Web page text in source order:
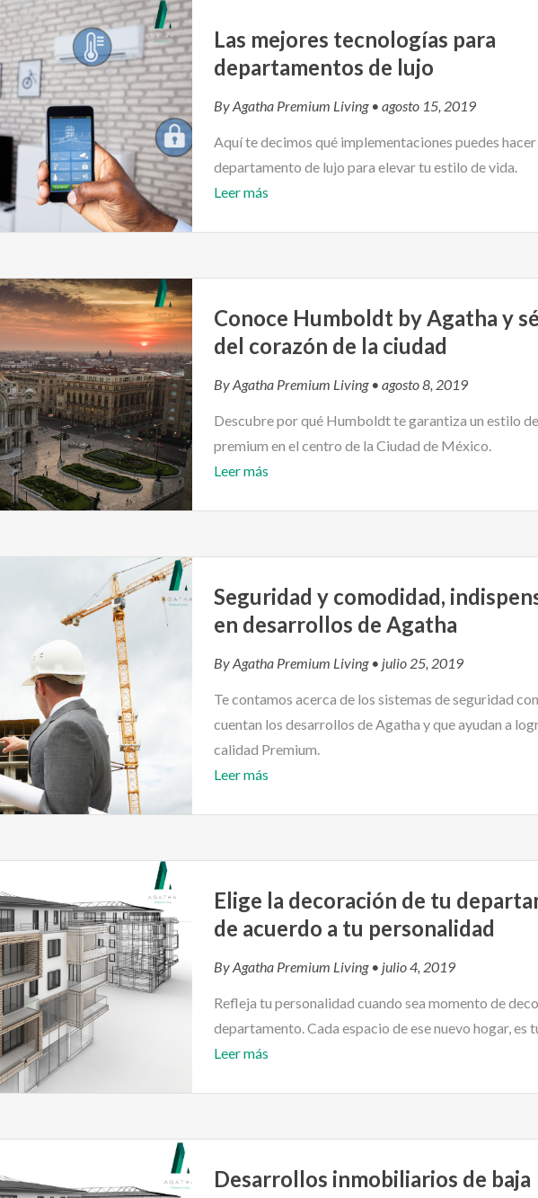
Las mejores tecnologías para
departamentos de lujo
ByAgatha Premium Living• agosto 15, 2019
Aquí te decimos qué implementaciones puedes hacer
departamento de lujo para elevar tu estilo de vida.
Leer más
Conoce Humboldt by Agatha y
del corazón de la ciudad
ByAgatha Premium Living• agosto 8, 2019
Descubre por qué Humboldt te garantiza un estilo
premium en el centro de la Ciudad de México.
Leer más
Seguridad y comodidad,
en desarrollos de Agatha
ByAgatha Premium Living• julio 25, 2019
Te contamos acerca de los sistemas de seguridad
cuentan los desarrollos de Agatha y que ayudan a
calidad Premium.
Leer más
Elige la decoración de tu
de acuerdo a tu personalidad
ByAgatha Premium Living• julio 4, 2019
Refleja tu personalidad cuando sea momento de
departamento. Cada espacio de ese nuevo hogar, es
Leer más
Desarrollos inmobiliarios de baja